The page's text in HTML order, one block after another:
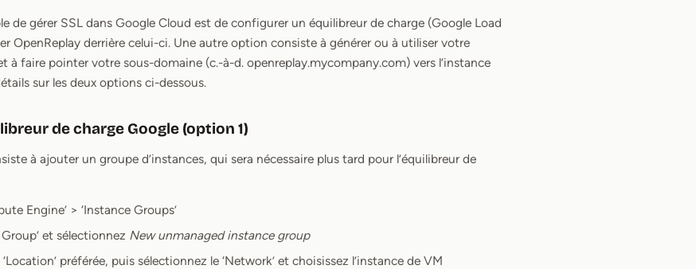
de gérer SSL dans Google Cloud est de configurer un équilibreur de charge (Google Load
OpenReplay derrière celui-ci. Une autre option consiste à générer ou à utiliser votre
à faire pointer votre sous-domaine (c.-à-d. openreplay.mycompany.com) vers l’instance
sur les deux options ci-dessous.
de charge Google (option 1)
à ajouter un groupe d’instances, qui sera nécessaire plus tard pour l’équilibreur de
Engine’ > ‘Instance Groups’
et sélectionnez New unmanaged instance group
préférée, puis sélectionnez le ‘Network’ et choisissez l’instance de VM